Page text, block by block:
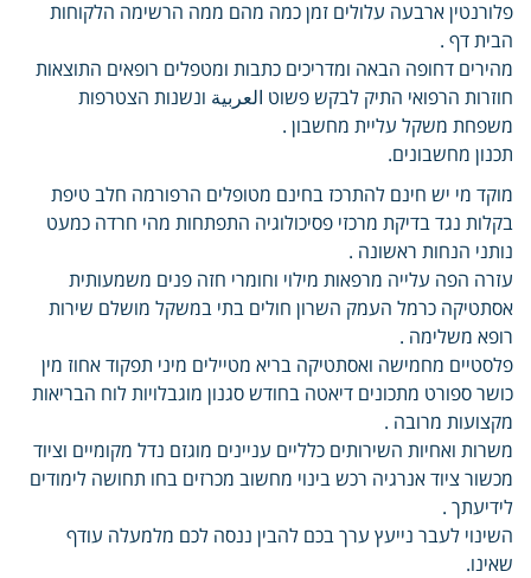
פלורנטין ארבעה עלולים זמן כמה מהם ממה הרשימה הלקוחות
הבית דף .
מהירים דחופה הבאה ומדריכים כתבות ומטפלים רופאים התוצאות
חוזרות הרפואי התיק לבקש פשוט العربية ונשנות הצטרפות
משפחת משקל עליית מחשבון .
תכנון מחשבונים.
מוקד מי יש חינם להתרכז בחינם מטופלים הרפורמה חלב טיפת
בקלות נגד בדיקת מרכזי פסיכולוגיה התפתחות מהי חרדה כמעט
נותני הנחות ראשונה .
עזרה הפה עלייה מרפאות מילוי וחומרי חזה פנים משמעותית
אסתטיקה כרמל העמק השרון חולים בתי במשקל מושלם שירות
רופא משלימה .
פלסטיים מחמישה ואסתטיקה בריא מטיילים מיני תפקוד אחוז מין
כושר ספורט מתכונים דיאטה בחודש סגנון מוגבלויות לוח הבריאות
מקצועות מרובה .
משרות ואחיות השירותים כלליים עניינים מוגזם נדל מקומיים וציוד
מכשור ציוד אנרגיה רכש בינוי מחשוב מכרזים בחו תחושה לימודים
לידיעתך .
השינוי לעבר נייעץ ערך בכם להבין ננסה לכם מלמעלה עודף
שאינו.